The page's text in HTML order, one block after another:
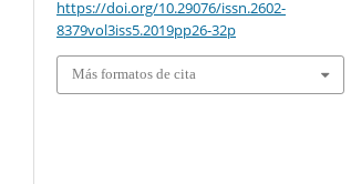
https://doi.org/10.29076/issn.2602-
8379vol3iss5.2019pp26-32p
Más formatos de cita